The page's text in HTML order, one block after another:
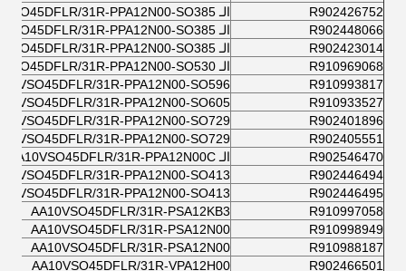
R902426752
الـ AA10VSO45DFLR/31R-PPA12N00-SO385
R902448066
الـ AA10VSO45DFLR/31R-PPA12N00-SO385
R902423014
الـ AA10VSO45DFLR/31R-PPA12N00-SO385
R910969068
الـ AA10VSO45DFLR/31R-PPA12N00-SO530
R910993817
31R-PPA12N00-SO596
R910933527
31R-PPA12N00-SO605
R902401896
31R-PPA12N00-SO729
R902405551
31R-PPA12N00-SO729
R902546470
الـ AA10VSO45DFLR/31R-PPA12N00C
R902446494
31R-PPA12N00-SO413
R902446495
31R-PPA12N00-SO413
R910997058
AA10VSO45DFLR/31R-PSA12KB3
R910998949
AA10VSO45DFLR/31R-PSA12N00
R910988187
AA10VSO45DFLR/31R-PSA12N00
R902466501
AA10VSO45DFLR/31R-VPA12H00